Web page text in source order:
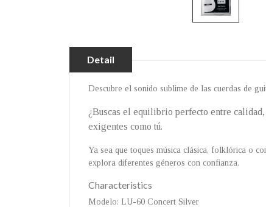
Detail
Descubre el sonido sublime de las cuerdas de
¿Buscas el equilibrio perfecto entre
exigentes como tú.
Ya sea que toques música clásica, folklórica o
explora diferentes géneros con confianza.
Characteristics
Modelo: LU-60 Concert Silver